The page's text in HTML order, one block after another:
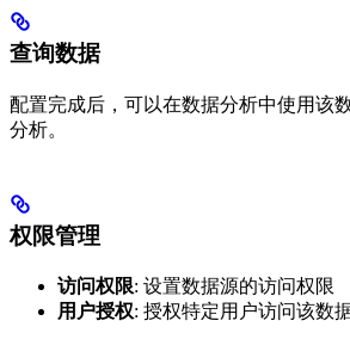
查询数据
配置完成后，可以在数据分析中使用该
分析。
权限管理
访问权限: 设置数据源的访问权限
用户授权: 授权特定用户访问该数